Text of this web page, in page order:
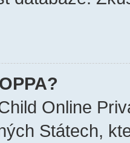
Online
Státech,